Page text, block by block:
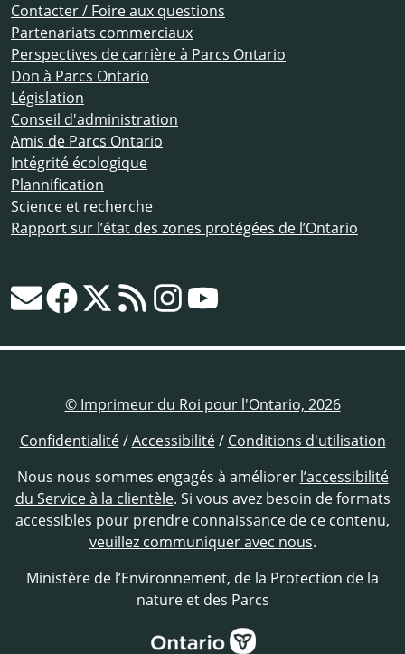
Contacter / Foire aux questions
Partenariats commerciaux
Perspectives de carrière à Parcs Ontario
Don à Parcs Ontario
Législation
Conseil d'administration
Amis de Parcs Ontario
Intégrité écologique
Plannification
Science et recherche
Rapport sur l’état des zones protégées de l’Ontario
© Imprimeur du Roi pour l'Ontario, 2026
Confidentialité/Accessibilité/ Conditions d'utilisation
Nous nous sommes engagés à améliorer l’accessibilité
du Service à la clientèle. Si vous avez besoin de formats
accessibles pour prendre connaissance de ce contenu,
veuillez communiquer avec nous.
Ministère de l’Environnement, de la Protection de la
nature et des Parcs